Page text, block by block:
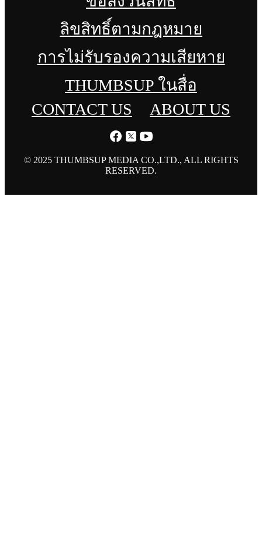
ลิขสิทธิ์ตามกฎหมาย
การไม่รับรองความเสียหาย
THUMBSUP ในสื่อ
CONTACT US
ABOUT US
© 2025 THUMBSUP MEDIA CO.,LTD., ALL RIGHTS
RESERVED.